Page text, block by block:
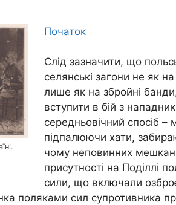
Початок
Слід зазначити, що
селянські загони не як
лише як на збройні
вступити в бій з
середньовічний спосіб
підпалюючи хати,
чому неповинних
присутності на Поділлі
сили, що включали
поляками сил супротивника